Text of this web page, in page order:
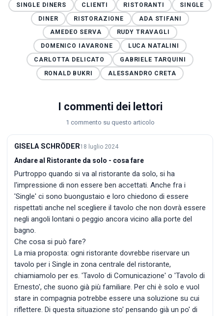
SINGLE DINERS CLIENTI RISTORANTI
SINGLE
DINER
RISTORAZIONE
ADA STIFANI
AMEDEO SERVA
RUDY TRAVAGLI
DOMENICO IAVARONE
LUCA NATALINI
CARLOTTA DELICATO
GABRIELE TARQUINI
RONALD BUKRI
ALESSANDRO CRETA
I commenti dei lettori
1 commento su questo articolo
GISELA SCHRÖDER18 luglio 2024
Andare al Ristorante da solo - cosa fare
Purtroppo quando si va al ristorante da solo, si ha
l'impressione di non essere ben accettati. Anche fra i
'Single' ci sono buongustaio e loro chiedono di essere
rispettati anche nel scegliere il tavolo che non dovrà essere
negli angoli lontani o peggio ancora vicino alla porte del
bagno.
Che cosa si può fare?
La mia proposta: ogni ristorante dovrebbe riservare un
tavolo per i Single in zona centrale del ristorante,
chiamiamolo per es. 'Tavolo di Comunicazione' o 'Tavolo di
Ernesto', che suono già più familiare. Per chi è solo e vuol
stare in compagnia potrebbe essere una soluzione su cui
riflettere. Di questa situazione sto' pensando già un po' di